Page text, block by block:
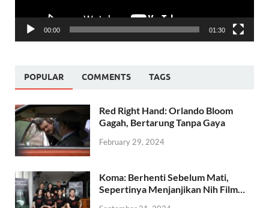
00:00 01:30
POPULAR COMMENTS TAGS
Red Right Hand: Orlando Bloom
Gagah, Bertarung Tanpa Gaya
February 29, 2024
Koma: Berhenti Sebelum Mati,
Sepertinya Menjanjikan Nih Film…